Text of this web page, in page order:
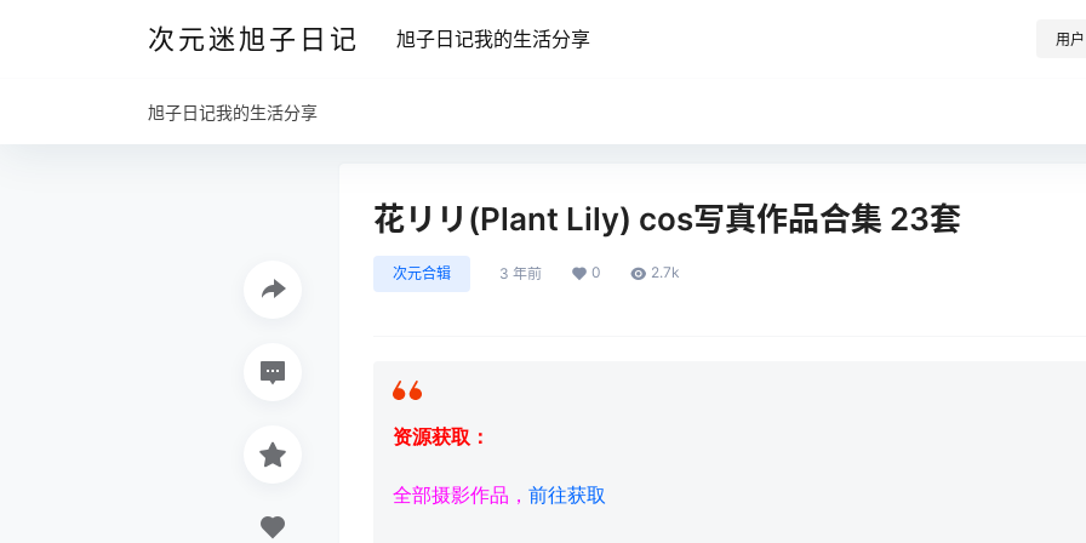
次元迷旭子日记 旭子日记我的生活分享 用户
旭子日记我的生活分享
花リリ(Plant Lily) cos写真作品合集 23套
次元合辑 3 年前 0 2.7k
资源获取：
全部摄影作品， 前往获取